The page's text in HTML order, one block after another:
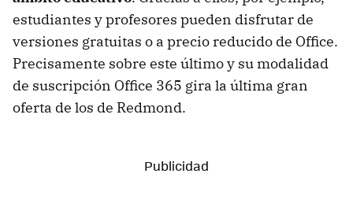
estudiantes y profesores pueden disfrutar de
versiones gratuitas o a precio reducido de Office.
Precisamente sobre este último y su modalidad
de suscripción Office 365 gira la última gran
oferta de los de Redmond.